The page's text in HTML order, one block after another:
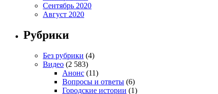
Сентябрь 2020
Август 2020
Рубрики
Без рубрики (4)
Видео (2 583)
Анонс (11)
Вопросы и ответы (6)
Городские истории (1)